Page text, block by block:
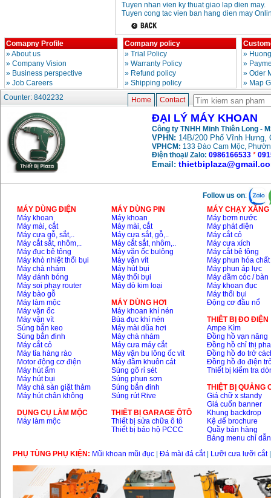
Price:1578000VND
May khoan Bosch
GSB 550 (550W)
Price
Bang gia may khoan
Bosch 2024
Price:884000
May khoan Bosch
Price:3062000VND
Tuyen nhan vien ky thuat giao lap dien may.
Tuyen cong tac vien ban hang dien may
Comapny Profile
»About us
» Company Vision
» Business perspective
» Job Careers
Company policy
» Trial Policy
» Warranty Policy
» Refund policy
» Shipping policy
»
»
» Oder
» Map
Counter: 8402232
Home Contact
ĐẠI LÝ MÁY KHOAN
Công ty TNHH Minh Thiên Long -
VPHN: 14B/200 Phố Vĩnh Hưng,
VPHCM: 133 Đào Cam Mộc,
Điện thoại/ Zalo: 0986166533 *
Email:
Follow us on:
MÁY DÙNG ĐIỆN
Máy khoan
Máy mài, cắt
Máy cưa gỗ, sắt,..
Máy cắt sắt, nhôm,..
Máy đục bê tông
Máy khò nhiệt thổi bụi
Máy chà nhám
Máy đánh bóng
Máy soi phay router
Máy bào gỗ
Máy làm mộc
Máy vặn ốc
Máy vặn vít
Súng bắn keo
Súng bắn đinh
Máy cắt cỏ
Máy tỉa hàng rào
Motor động cơ điện
Máy hút ẩm
Máy hút bụi
Máy chà sàn giặt thảm
Máy hút chân không
DỤNG CỤ LÀM MỘC
Máy làm mộc
MÁY DÙNG PIN
Máy khoan
Máy mài, cắt
Máy cưa sắt, gỗ,..
Máy cắt sắt, nhôm,..
Máy vặn ốc bulông
Máy vặn vít
Máy hút bụi
Máy thổi bụi
Máy dò kim loại
MÁY DÙNG HƠI
Máy khoan khí nén
Búa đục khí nén
Máy mài dũa hơi
Máy chà nhám
Máy cưa máy cắt
Máy vặn bu lông ốc vít
Máy đầm khuôn cát
Súng gõ rỉ sét
Súng phun sơn
Súng bắn đinh
Súng rút Rive
THIÊT BỊ GARAGE ÔTÔ
Thiết bị sửa chữa ô tô
Thiết bị bảo hộ PCCC
MÁY CHẠY
Máy bơm nước
Máy phát điện
Máy cắt cỏ
Máy cưa xích
Máy cắt bê tông
Máy phun hóa chất
Máy phun áp lực
Máy đầm cóc / bàn
Máy khoan đục
Máy thổi bụi
Động cơ đầu nổ
THIÊT BỊ ĐO ĐIỆN
Ampe Kìm
Đồng hồ vạn năng
Đồng hồ chỉ thị pha
Đồng hồ đo trở
Đồng hồ đo điện
Thiết bị kiểm tra
THIỆT BỊ QUẢNG
Giá chữ x standy
Giá cuốn banner
Khung backdrop
Kệ để brochure
Quầy bán hàng
Bảng menu chỉ dẫn
PHỤ TÙNG PHỤ KIỆN: Mũi khoan mũi đục Đá mài đá cắt| Lưỡi cưa lưỡi cắt